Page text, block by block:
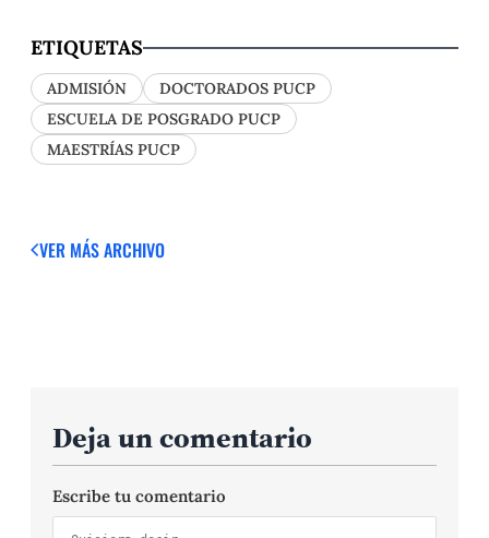
ETIQUETAS
ADMISIÓN
DOCTORADOS PUCP
ESCUELA DE POSGRADO PUCP
MAESTRÍAS PUCP
VER MÁSARCHIVO
Deja un comentario
Escribe tu comentario